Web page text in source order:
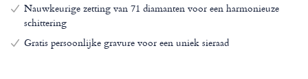
Nauwkeurige zetting van 71 diamanten voor een harmonieuze
schittering
Gratis persoonlijke gravure voor een uniek sieraad